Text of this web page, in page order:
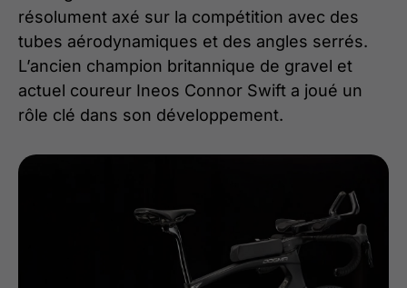
résolument axé sur la compétition avec des
tubes aérodynamiques et des angles serrés.
L’ancien champion britannique de gravel et
actuel coureur Ineos Connor Swift a joué un
rôle clé dans son développement.